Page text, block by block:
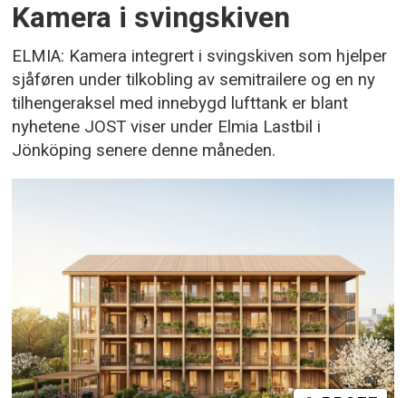
Kamera i svingskiven
ELMIA: Kamera integrert i svingskiven som hjelper
sjåføren under tilkobling av semitrailere og en ny
tilhengeraksel med innebygd lufttank er blant
nyhetene JOST viser under Elmia Lastbil i
Jönköping senere denne måneden.